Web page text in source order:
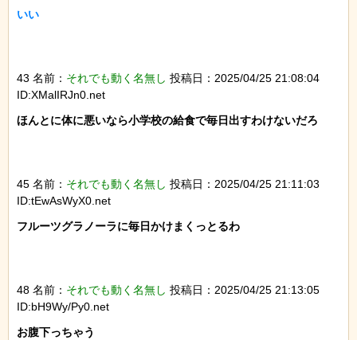
いい
43 名前： それでも動く名無し 投稿日：2025/04/25 21:08:04
ID:XMalIRJn0.net
ほんとに体に悪いなら小学校の給食で毎日出すわけないだろ
45 名前： それでも動く名無し 投稿日：2025/04/25 21:11:03
ID:tEwAsWyX0.net
フルーツグラノーラに毎日かけまくっとるわ
48 名前： それでも動く名無し 投稿日：2025/04/25 21:13:05
ID:bH9Wy/Py0.net
お腹下っちゃう